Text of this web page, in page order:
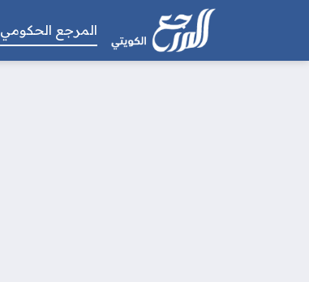
المرجع الحكومي